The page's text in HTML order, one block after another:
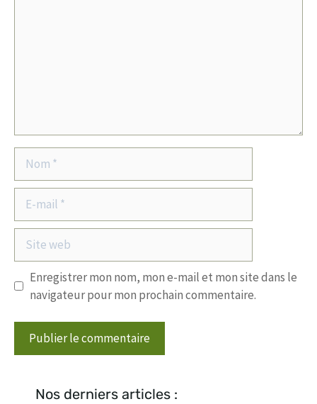
mail
Site
web
Enregistrer mon nom, mon e-mail et mon site dans le
navigateur pour mon prochain commentaire.
Nos derniers articles :